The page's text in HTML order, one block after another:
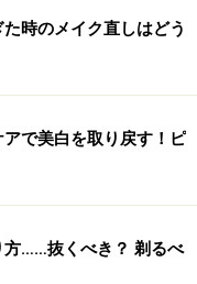
な潤いまで奪ってし
しょう。
浄力の洗顔料を選び
時のメイク直しはどう
で美白を取り戻す！ピ
方……抜くべき？ 剃るべ